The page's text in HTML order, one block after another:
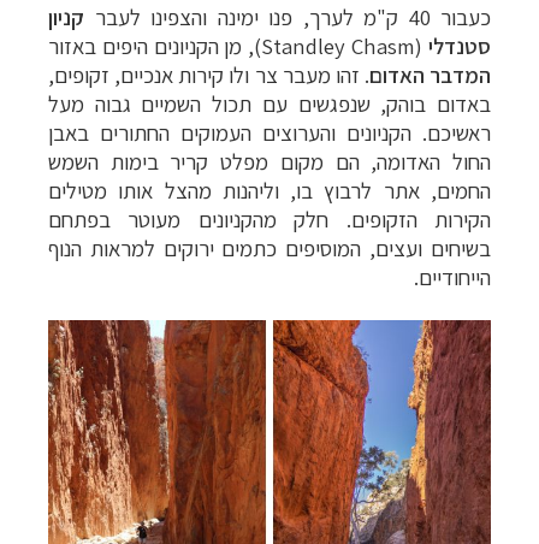
כעבור 40 ק"מ לערך, פנו ימינה והצפינו לעבר
קניון
סטנדלי (Standley Chasm), מן הקניונים היפים באזור
המדבר האדום. זהו מעבר צר ולו קירות אנכיים, זקופים,
באדום בוהק, שנפגשים עם תכול השמיים גבוה מעל
ראשיכם. הקניונים והערוצים העמוקים החתורים באבן
החול האדומה, הם מקום מפלט קריר בימות השמש
החמים, אתר לרבוץ בו, וליהנות מהצל אותו מטילים
הקירות הזקופים. חלק מהקניונים מעוטר בפתחם
בשיחים ועצים, המוסיפים כתמים ירוקים למראות הנוף
הייחודיים.